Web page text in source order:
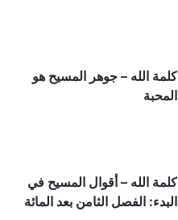
كلمة الله – جوهر المسيح هو
المحبة
كلمة الله – أقوال المسيح في
البدء: الفصل الثامن بعد المائة